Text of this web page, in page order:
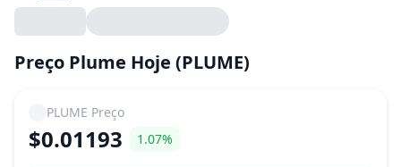
Preço Plume Hoje (PLUME)
PLUME Preço
$0.01193 1.07%